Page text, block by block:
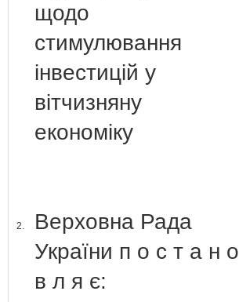
щодо
стимулювання
інвестицій у
вітчизняну
економіку
2.
Верховна Рада
України п о с т а н о
в л я є: